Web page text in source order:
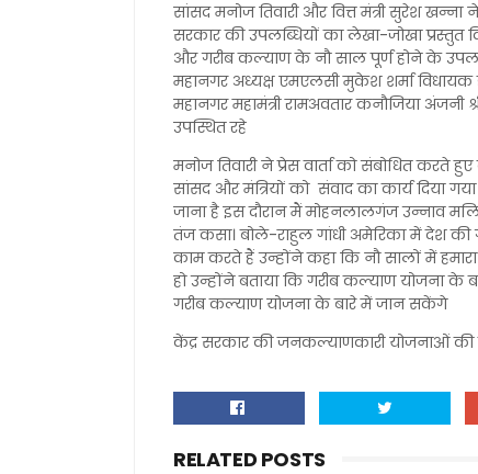
सांसद मनोज तिवारी और वित्त मंत्री सुरेश
सरकार की उपलब्धियों का लेखा-जोखा प्रस्तुत
और गरीब कल्याण के नौ साल पूर्ण होने के
महानगर अध्यक्ष एमएलसी मुकेश शर्मा विधायक
महानगर महामंत्री रामअवतार कनौजिया अंजनी
उपस्थित रहे
मनोज तिवारी ने प्रेस वार्ता को संबोधित करते
सांसद और मंत्रियों को संवाद का कार्य दिया
जाना है इस दौरान मैं मोहनलालगंज उन्नाव
तंज कसा। बोले-राहुल गांधी अमेरिका में देश
काम करते हैं उन्होंने कहा कि नौ सालों में
हो उन्होंने बताया कि गरीब कल्याण योजना के
गरीब कल्याण योजना के बारे में जान सकेंगे
केंद्र सरकार की जनकल्याणकारी योजनाओं की
RELATED POSTS